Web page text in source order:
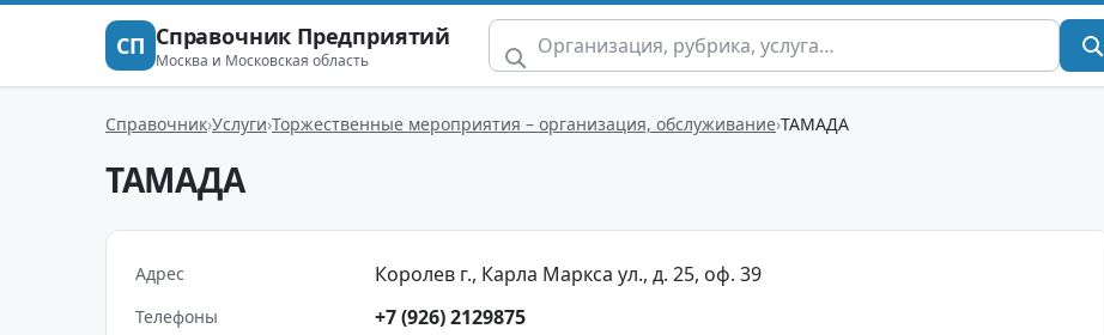
СП Справочник Предприятий
Москва и Московская область
Справочник Услуги Торжественные мероприятия – организация, обслуживание ТАМАДА
ТАМАДА
Адрес Королев г., Карла Маркса ул., д. 25, оф. 39
Телефоны +7 (926) 2129875